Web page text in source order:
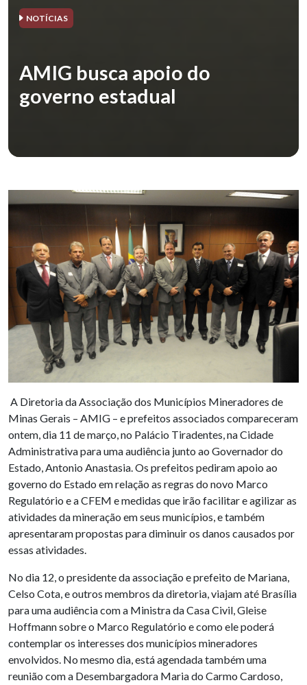
NOTÍCIAS
AMIG busca apoio do
governo estadual
A Diretoria da Associação dos Municípios Mineradores de
Minas Gerais – AMIG – e prefeitos associados compareceram
ontem, dia 11 de março, no Palácio Tiradentes, na Cidade
Administrativa para uma audiência junto ao Governador do
Estado, Antonio Anastasia. Os prefeitos pediram apoio ao
governo do Estado em relação as regras do novo Marco
Regulatório e a CFEM e medidas que irão facilitar e agilizar as
atividades da mineração em seus municípios, e também
apresentaram propostas para diminuir os danos causados por
essas atividades.
No dia 12, o presidente da associação e prefeito de Mariana,
Celso Cota, e outros membros da diretoria, viajam até Brasília
para uma audiência com a Ministra da Casa Civil, Gleise
Hoffmann sobre o Marco Regulatório e como ele poderá
contemplar os interesses dos municípios mineradores
envolvidos. No mesmo dia, está agendada também uma
reunião com a Desembargadora Maria do Carmo Cardoso,